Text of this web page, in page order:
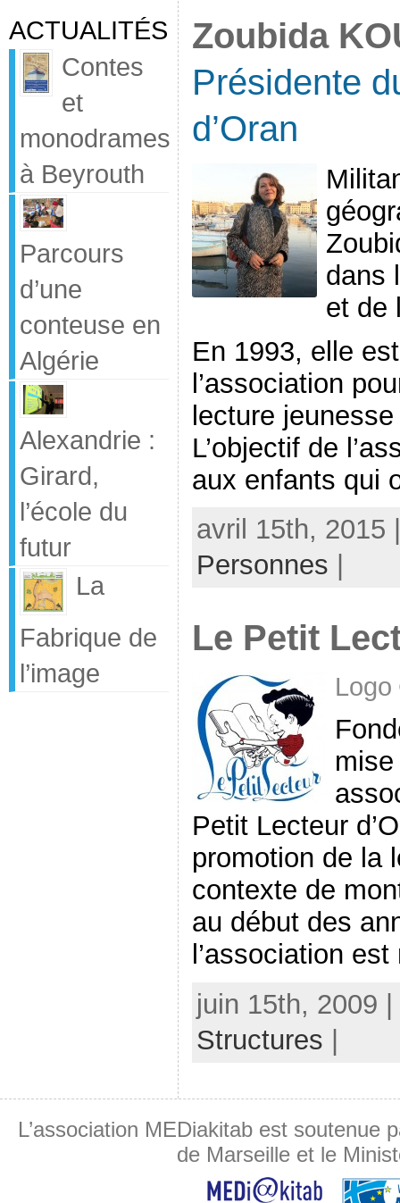
ACTUALITÉS
Contes
et
monodrames
à Beyrouth
Parcours
d’une
conteuse en
Algérie
Alexandrie :
Girard,
l’école du
futur
La
Fabrique de
l’image
Zoubida
Présidente
d’Oran
dans
et de
En 1993, elle
l’association
lecture
L’objectif de
aux enfants qui
avril 15th, 2015
Personnes
Le Petit
Logo
Petit Lecteur
promotion de la
contexte de
au début des
l’association
juin 15th, 2009
Structures
L’association MEDiakitab est soutenue
de Marseille et le